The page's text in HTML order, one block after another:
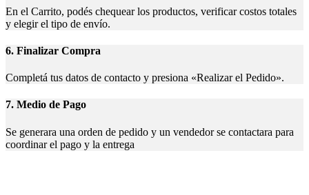
En el Carrito, podés chequear los productos, verificar costos totales
y elegir el tipo de envío.
6. Finalizar Compra
Completá tus datos de contacto y presiona «Realizar el Pedido».
7. Medio de Pago
Se generara una orden de pedido y un vendedor se contactara para
coordinar el pago y la entrega